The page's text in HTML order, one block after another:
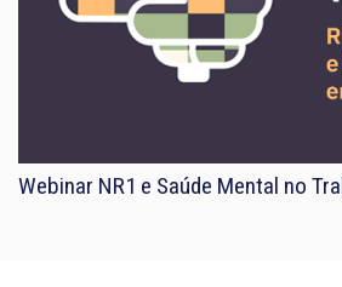
Webinar NR1 e Saúde Mental no